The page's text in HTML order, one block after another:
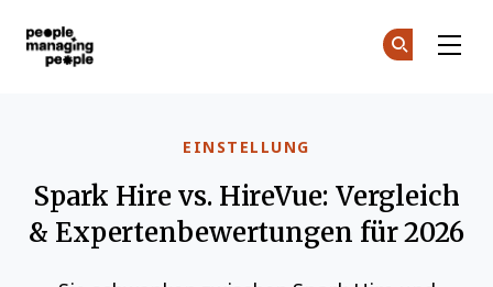
EINSTELLUNG
Spark Hire vs. HireVue: Vergleich
& Expertenbewertungen für 2026